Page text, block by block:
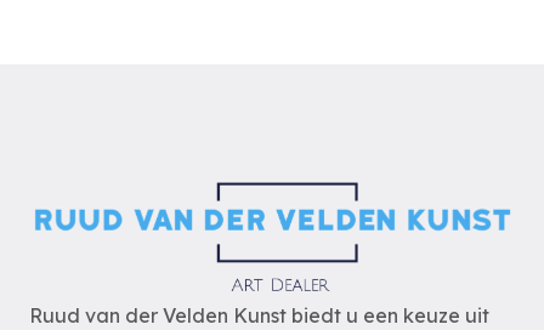
Ruud van der Velden Kunst biedt u een keuze uit